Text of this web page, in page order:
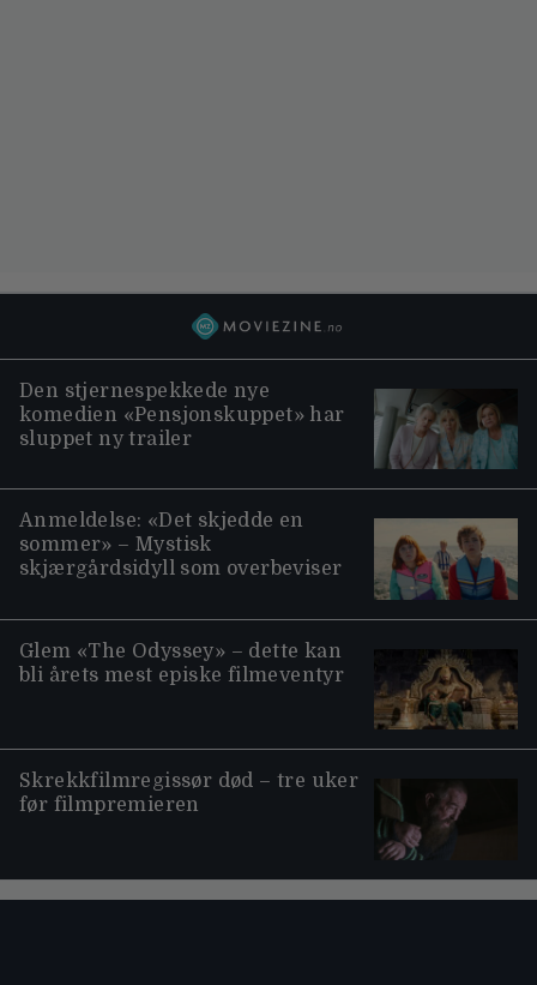
Den stjernespekkede nye
komedien «Pensjonskuppet» har
sluppet ny trailer
Anmeldelse: «Det skjedde en
sommer» – Mystisk
skjærgårdsidyll som overbeviser
Glem «The Odyssey» – dette kan
bli årets mest episke filmeventyr
Skrekkfilmregissør død – tre uker
før filmpremieren